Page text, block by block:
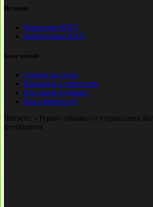
История
Чемпионы КПЛ
Бомбардиры КПЛ
База знаний
Ставки на спорт
Причины и симптомы
Кто такой лудоман?
Как избавиться?
Читаете: «Туран» объявил о подписании
футболиста